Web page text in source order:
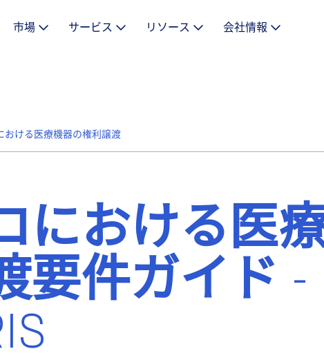
市場 サービス リソース 会社情報
おける医療機器の権利譲渡
における医
要件ガイド -